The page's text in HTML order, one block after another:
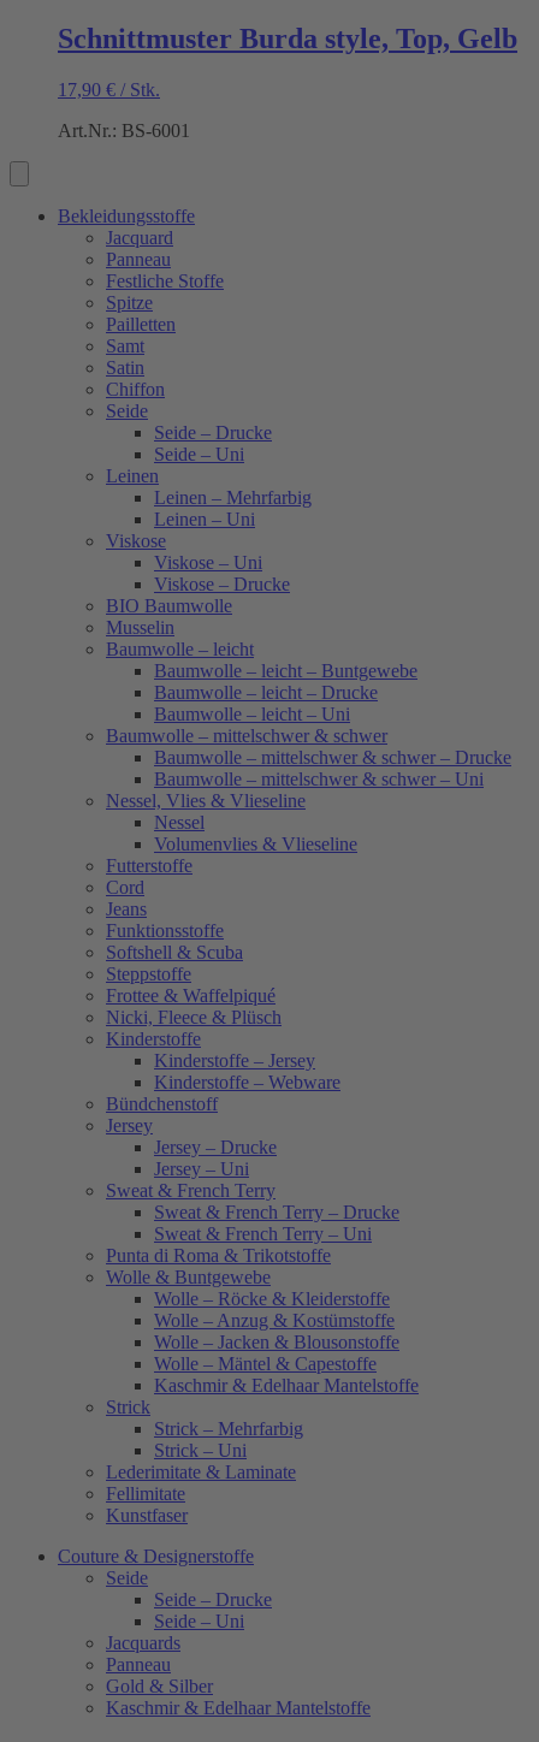
Schnittmuster Burda style, Top, Gelb
17,90 € / Stk.
Art.Nr.: BS-6001
Bekleidungsstoffe
Jacquard
Panneau
Festliche Stoffe
Spitze
Pailletten
Samt
Satin
Chiffon
Seide
Seide – Drucke
Seide – Uni
Leinen
Leinen – Mehrfarbig
Leinen – Uni
Viskose
Viskose – Uni
Viskose – Drucke
BIO Baumwolle
Musselin
Baumwolle – leicht
Baumwolle – leicht – Buntgewebe
Baumwolle – leicht – Drucke
Baumwolle – leicht – Uni
Baumwolle – mittelschwer & schwer
Baumwolle – mittelschwer & schwer – Drucke
Baumwolle – mittelschwer & schwer – Uni
Nessel, Vlies & Vlieseline
Nessel
Volumenvlies & Vlieseline
Futterstoffe
Cord
Jeans
Funktionsstoffe
Softshell & Scuba
Steppstoffe
Frottee & Waffelpiqué
Nicki, Fleece & Plüsch
Kinderstoffe
Kinderstoffe – Jersey
Kinderstoffe – Webware
Bündchenstoff
Jersey
Jersey – Drucke
Jersey – Uni
Sweat & French Terry
Sweat & French Terry – Drucke
Sweat & French Terry – Uni
Punta di Roma & Trikotstoffe
Wolle & Buntgewebe
Wolle – Röcke & Kleiderstoffe
Wolle – Anzug & Kostümstoffe
Wolle – Jacken & Blousonstoffe
Wolle – Mäntel & Capestoffe
Kaschmir & Edelhaar Mantelstoffe
Strick
Strick – Mehrfarbig
Strick – Uni
Lederimitate & Laminate
Fellimitate
Kunstfaser
Couture & Designerstoffe
Seide
Seide – Drucke
Seide – Uni
Jacquards
Panneau
Gold & Silber
Kaschmir & Edelhaar Mantelstoffe